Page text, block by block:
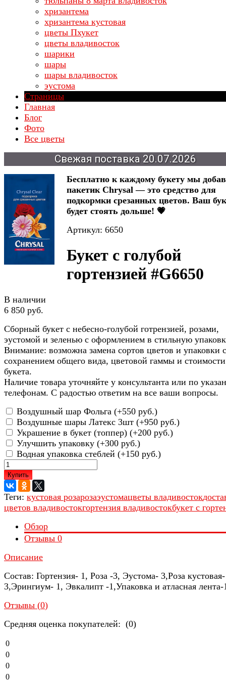
хризантема
хризантема кустовая
цветы Пхукет
цветы владивосток
шарики
шары
шары владивосток
эустома
Страницы
Главная
Блог
Фото
Все цветы
Свежая поставка 20.07.2026
Бесплатно к каждому букету мы
пакетик Chrysal — это средство для
подкормки срезанных цветов. Ваш
будет стоять дольше! 💗
Артикул: 6650
Букет с голубой
гортензией #G6650
В наличии
6 850 руб.
Сборный букет с небесно-голубой готрензией, розами,
эустомой и зеленью с оформлением в стильную
Внимание: возможна замена сортов цветов и упаковки с
сохранением общего вида, цветовой гаммы и стоимости
букета.
Наличие товара уточняйте у консультанта или по
телефонам. С радостью ответим на все ваши вопросы.
Воздушный шар Фольга (+550 руб.)
Воздушные шары Латекс 3шт (+950 руб.)
Украшение в букет (топпер) (+200 руб.)
Улучшить упаковку (+300 руб.)
Водная упаковка стеблей (+150 руб.)
Купить
Теги: кустовая розарозаэустомацветы владивосток
цветов владивостокгортензия владивостокбукет с
Обзор
Отзывы 0
Описание
Состав: Гортензия- 1, Роза -3, Эустома- 3,Роза кустовая-
3,Эрингиум- 1, Эвкалипт -1,Упаковка и атласная лента-
Отзывы (0)
Средняя оценка покупателей: (0)
0
0
0
0